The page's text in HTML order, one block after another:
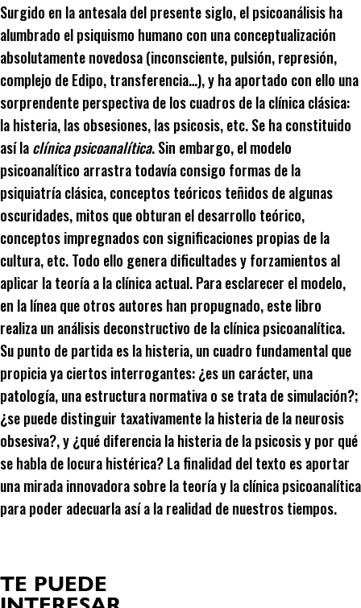
Surgido en la antesala del presente siglo, el psicoanálisis ha
alumbrado el psiquismo humano con una conceptualización
absolutamente novedosa (inconsciente, pulsión, represión,
complejo de Edipo, transferencia…), y ha aportado con ello una
sorprendente perspectiva de los cuadros de la clínica clásica:
la histeria, las obsesiones, las psicosis, etc. Se ha constituido
así laclínica psicoanalítica. Sin embargo, el modelo
psicoanalítico arrastra todavía consigo formas de la
psiquiatría clásica, conceptos teóricos teñidos de algunas
oscuridades, mitos que obturan el desarrollo teórico,
conceptos impregnados con significaciones propias de la
cultura, etc. Todo ello genera dificultades y forzamientos al
aplicar la teoría a la clínica actual. Para esclarecer el modelo,
en la línea que otros autores han propugnado, este libro
realiza un análisis deconstructivo de la clínica psicoanalítica.
Su punto de partida es la histeria, un cuadro fundamental que
propicia ya ciertos interrogantes: ¿es un carácter, una
patología, una estructura normativa o se trata de simulación?;
¿se puede distinguir taxativamente la histeria de la neurosis
obsesiva?, y ¿qué diferencia la histeria de la psicosis y por qué
se habla de locura histérica? La finalidad del texto es aportar
una mirada innovadora sobre la teoría y la clínica psicoanalítica
para poder adecuarla así a la realidad de nuestros tiempos.
TE PUEDE